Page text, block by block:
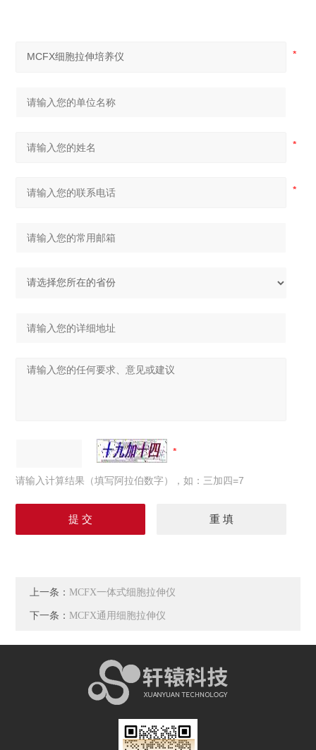
请输入计算结果（填写阿拉伯数字），如：三加四=7
上一条： MCFX一体式细胞拉伸仪
下一条： MCFX通用细胞拉伸仪